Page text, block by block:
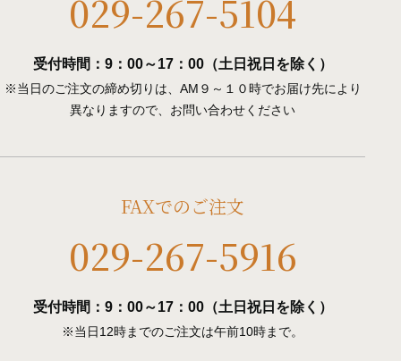
029-267-5104
受付時間：9：00～17：00（土日祝日を除く）
※当日のご注文の締め切りは、AM９～１０時でお届け先により
異なりますので、お問い合わせください
FAXでのご注文
029-267-5916
受付時間：9：00～17：00（土日祝日を除く）
※当日12時までのご注文は午前10時まで。